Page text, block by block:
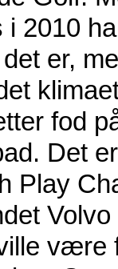
i 2010
er,
fod
Det
Play
være